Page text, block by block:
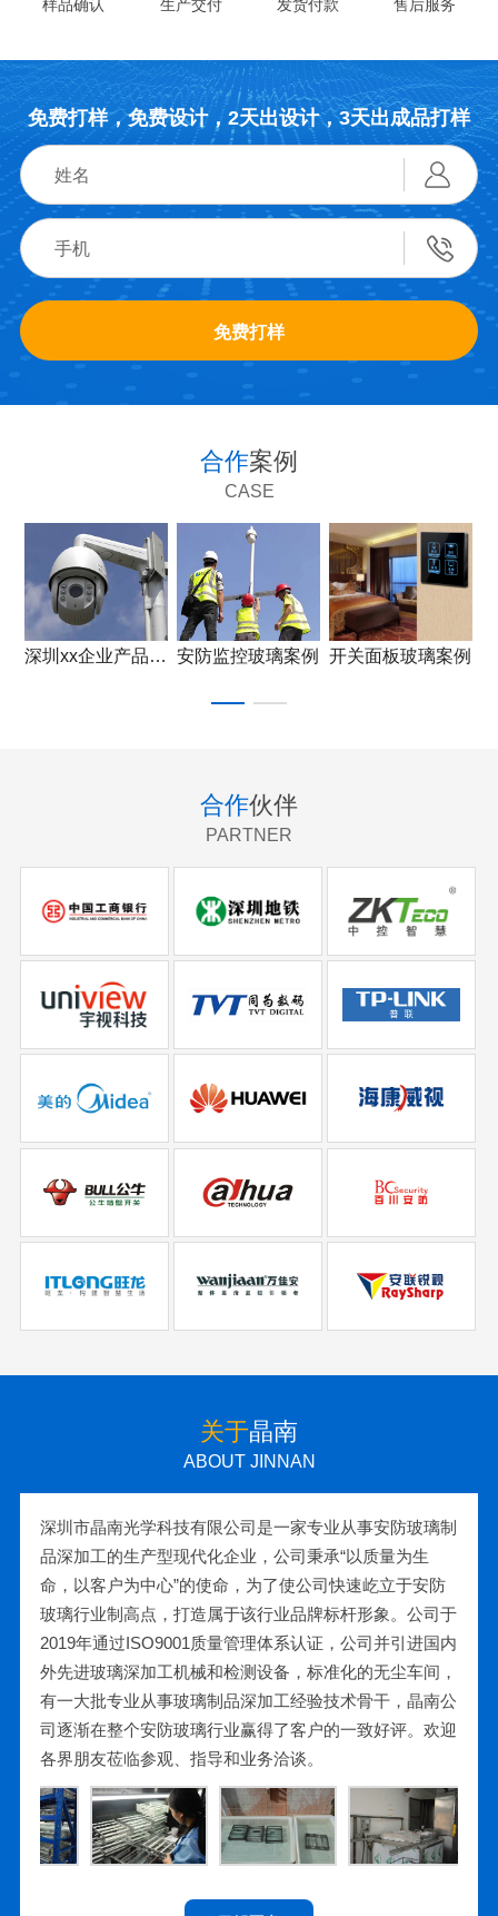
样品确认 生产交付 发货付款 售后服务
免费打样，免费设计，2天出设计，3天出成品打样
免费打样
合作案例
CASE
深圳xx企业产品应用 安防监控玻璃案例 开关面板玻璃案例
合作伙伴
PARTNER
关于晶南
ABOUT JINNAN
深圳市晶南光学科技有限公司是一家专业从事安防玻璃制
品深加工的生产型现代化企业，公司秉承“以质量为生
命，以客户为中心”的使命，为了使公司快速屹立于安防
玻璃行业制高点，打造属于该行业品牌标杆形象。公司于
2019年通过ISO9001质量管理体系认证，公司并引进国内
外先进玻璃深加工机械和检测设备，标准化的无尘车间，
有一大批专业从事玻璃制品深加工经验技术骨干，晶南公
司逐渐在整个安防玻璃行业赢得了客户的一致好评。欢迎
各界朋友莅临参观、指导和业务洽谈。